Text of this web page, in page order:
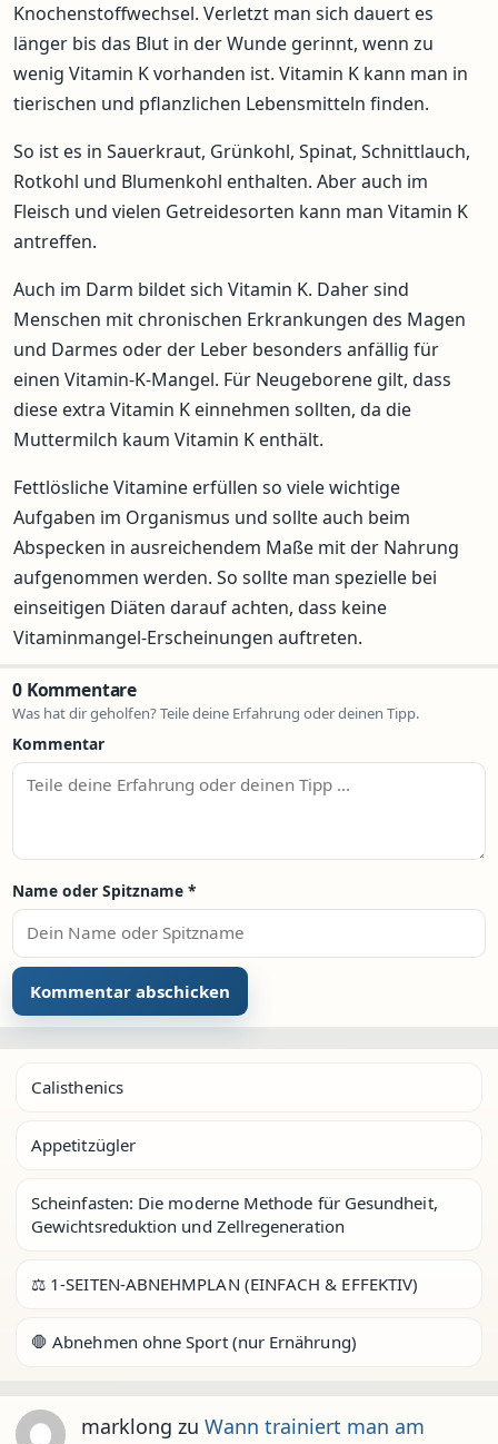
Knochenstoffwechsel. Verletzt man sich dauert es
länger bis das Blut in der Wunde gerinnt, wenn zu
wenig Vitamin K vorhanden ist. Vitamin K kann man in
tierischen und pflanzlichen Lebensmitteln finden.
So ist es in Sauerkraut, Grünkohl, Spinat, Schnittlauch,
Rotkohl und Blumenkohl enthalten. Aber auch im
Fleisch und vielen Getreidesorten kann man Vitamin K
antreffen.
Auch im Darm bildet sich Vitamin K. Daher sind
Menschen mit chronischen Erkrankungen des Magen
und Darmes oder der Leber besonders anfällig für
einen Vitamin-K-Mangel. Für Neugeborene gilt, dass
diese extra Vitamin K einnehmen sollten, da die
Muttermilch kaum Vitamin K enthält.
Fettlösliche Vitamine erfüllen so viele wichtige
Aufgaben im Organismus und sollte auch beim
Abspecken in ausreichendem Maße mit der Nahrung
aufgenommen werden. So sollte man spezielle bei
einseitigen Diäten darauf achten, dass keine
Vitaminmangel-Erscheinungen auftreten.
0 Kommentare
Was hat dir geholfen? Teile deine Erfahrung oder deinen Tipp.
Kommentar
Name oder Spitzname *
Calisthenics
Appetitzügler
Scheinfasten: Die moderne Methode für Gesundheit,
Gewichtsreduktion und Zellregeneration
⚖️ 1-SEITEN-ABNEHMPLAN (EINFACH & EFFEKTIV)
🛑 Abnehmen ohne Sport (nur Ernährung)
marklong zu Wann trainiert man am